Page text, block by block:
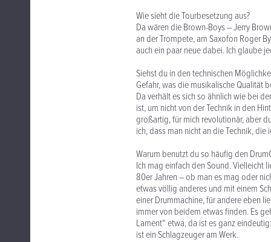
Wie sieht die Tourbesetzung aus?
Da wären die Brown-Boys – Jerry
an der Trompete, am Saxofon Roger
auch ein paar neue dabei. Ich glaube
Siehst du in den technischen
Gefahr, was die musikalische Qualität
Da verhält es sich so ähnlich wie bei
ist, um nicht von der Technik in den
großartig, für mich revolutionär, aber
ich, dass man nicht an die Technik,
Warum benutzt du so häufig den
Ich mag einfach den Sound. Vielleicht
80er Jahren – ob man es mag oder
etwas völlig anderes und mit einem
einer Drummachine, für andere eben
immer von beidem etwas finden. Es
Lament“ etwa, da ist es ganz
ist ein Schlagzeuger am Werk.